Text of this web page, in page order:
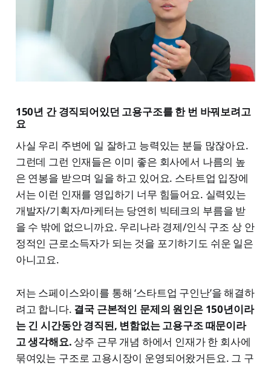
150년 간 경직되어있던 고용구조를 한 번 바꿔보려고
요
사실 우리 주변에 일 잘하고 능력있는 분들 많잖아요.
그런데 그런 인재들은 이미 좋은 회사에서 나름의 높
은 연봉을 받으며 일을 하고 있어요. 스타트업 입장에
서는 이런 인재를 영입하기 너무 힘들어요. 실력있는
개발자/기획자/마케터는 당연히 빅테크의 부름을 받
을 수 밖에 없으니까요. 우리나라 경제/인식 구조 상 안
정적인 근로소득자가 되는 것을 포기하기도 쉬운 일은
아니고요.
저는 스페이스와이를 통해 ‘스타트업 구인난’을 해결하
려고 합니다. 결국 근본적인 문제의 원인은 150년이라
는 긴 시간동안 경직된, 변함없는 고용구조 때문이라
고 생각해요. 상주 근무 개념 하에서 인재가 한 회사에
묶여있는 구조로 고용시장이 운영되어왔거든요. 그 구